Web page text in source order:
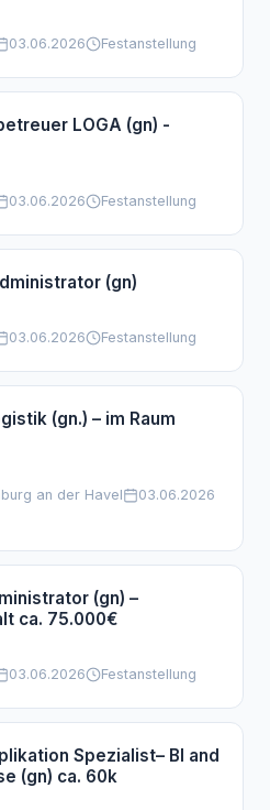
03.06.2026 Festanstellung
LOGA (gn) -
03.06.2026 Festanstellung
(gn)
03.06.2026 Festanstellung
(gn.) – im Raum
an der Havel
03.06.2026
(gn) –
ca. 75.000€
03.06.2026 Festanstellung
Spezialist– BI and
(gn) ca. 60k